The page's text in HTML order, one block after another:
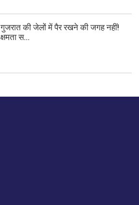
गुजरात की जेलों में पैर रखने की जगह नहीं!
क्षमता स...